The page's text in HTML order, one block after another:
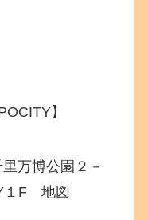
】
万博公園２－
１F 地図